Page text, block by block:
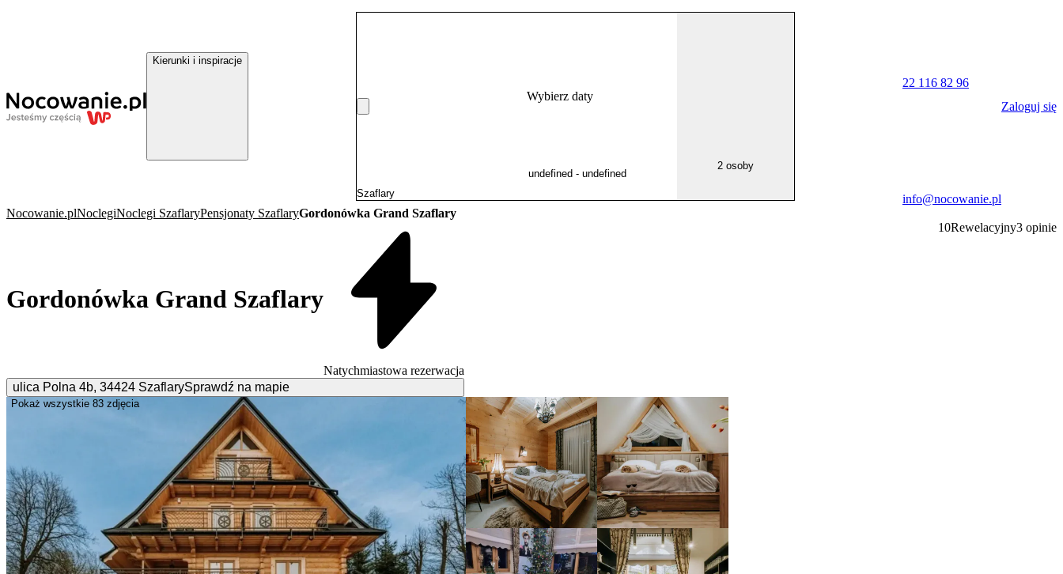
Kierunki i inspiracje
Wybierz daty
2 osoby
22 116 82 96
info@nocowanie.pl
Zaloguj się
Nocowanie.plNoclegiNoclegi SzaflaryPensjonaty SzaflaryGordonówka Grand Szaflary
Gordonówka Grand Szaflary
Natychmiastowa rezerwacja
ulica Polna 4b, 34424 SzaflarySprawdź na mapie
10Rewelacyjny3 opinie
Pokaż wszystkie 83 zdjęcia